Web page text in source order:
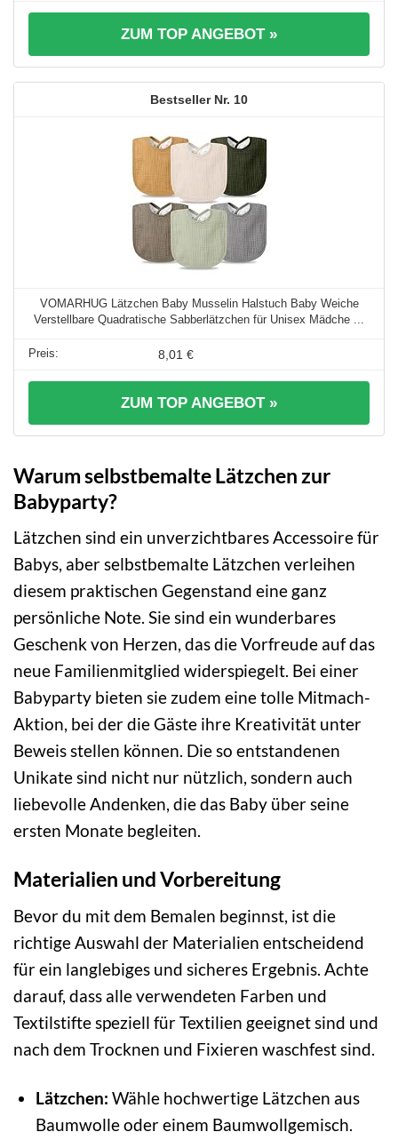
ZUM TOP ANGEBOT »
10
VOMARHUG Lätzchen Baby Musselin Halstuch Baby Weiche
Verstellbare Quadratische Sabberlätzchen für Unisex Mädche ...
8,01 €
ZUM TOP ANGEBOT »
Warum selbstbemalte Lätzchen zur
Babyparty?
Lätzchen sind ein unverzichtbares Accessoire für
Babys, aber selbstbemalte Lätzchen verleihen
diesem praktischen Gegenstand eine ganz
persönliche Note. Sie sind ein wunderbares
Geschenk von Herzen, das die Vorfreude auf das
neue Familienmitglied widerspiegelt. Bei einer
Babyparty bieten sie zudem eine tolle Mitmach-
Aktion, bei der die Gäste ihre Kreativität unter
Beweis stellen können. Die so entstandenen
Unikate sind nicht nur nützlich, sondern auch
liebevolle Andenken, die das Baby über seine
ersten Monate begleiten.
Materialien und Vorbereitung
Bevor du mit dem Bemalen beginnst, ist die
richtige Auswahl der Materialien entscheidend
für ein langlebiges und sicheres Ergebnis. Achte
darauf, dass alle verwendeten Farben und
Textilstifte speziell für Textilien geeignet sind und
nach dem Trocknen und Fixieren waschfest sind.
Lätzchen: Wähle hochwertige Lätzchen aus
Baumwolle oder einem Baumwollgemisch.